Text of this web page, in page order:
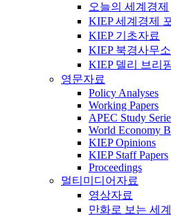
오늘의 세계경제
KIEP 세계경제
KIEP 기초자료
KIEP 북경사무
KIEP 델리 브리
영문자료
Policy Analyses
Working Papers
APEC Study
World Economy
KIEP Opinions
KIEP Staff Papers
Proceedings
멀티미디어자료
영상자료
만화로 보는 세